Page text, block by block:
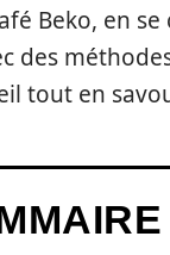
Beko, en
des
tout en